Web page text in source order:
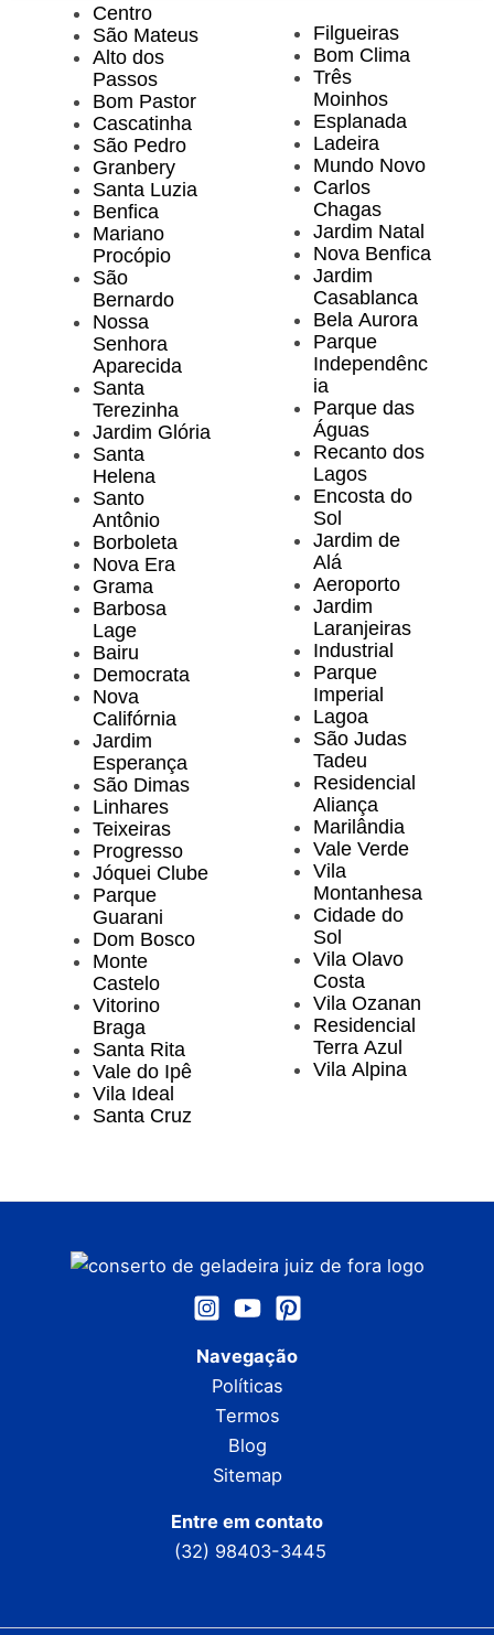
Centro
São Mateus
Alto dos
Passos
Bom Pastor
Cascatinha
São Pedro
Granbery
Santa Luzia
Benfica
Mariano
Procópio
São
Bernardo
Nossa
Senhora
Aparecida
Santa
Terezinha
Jardim Glória
Santa
Helena
Santo
Antônio
Borboleta
Nova Era
Grama
Barbosa
Lage
Bairu
Democrata
Nova
Califórnia
Jardim
Esperança
São Dimas
Linhares
Teixeiras
Progresso
Jóquei Clube
Parque
Guarani
Dom Bosco
Monte
Castelo
Vitorino
Braga
Santa Rita
Vale do Ipê
Vila Ideal
Santa Cruz
Filgueiras
Bom Clima
Três
Moinhos
Esplanada
Ladeira
Mundo Novo
Carlos
Chagas
Jardim Natal
Nova Benfica
Jardim
Casablanca
Bela Aurora
Parque
Independênc
ia
Parque das
Águas
Recanto dos
Lagos
Encosta do
Sol
Jardim de
Alá
Aeroporto
Jardim
Laranjeiras
Industrial
Parque
Imperial
Lagoa
São Judas
Tadeu
Residencial
Aliança
Marilândia
Vale Verde
Vila
Montanhesa
Cidade do
Sol
Vila Olavo
Costa
Vila Ozanan
Residencial
Terra Azul
Vila Alpina
Navegação
Políticas
Termos
Blog
Sitemap
Entre em contato
(32) 98403-3445